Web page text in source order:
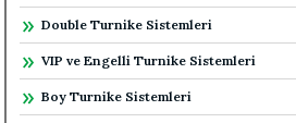
Double Turnike Sistemleri
VIP ve Engelli Turnike Sistemleri
Boy Turnike Sistemleri